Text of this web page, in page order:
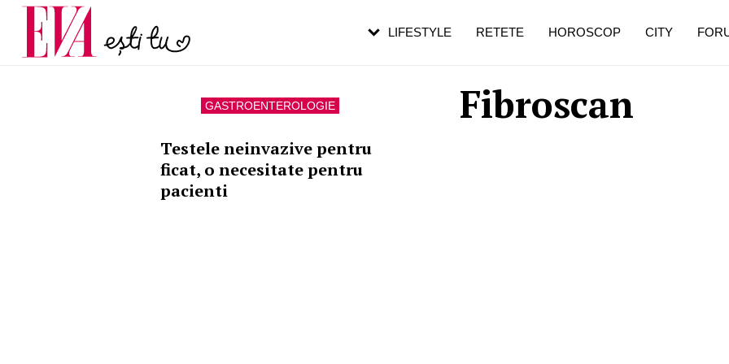
Fibroscan
GASTROENTEROLOGIE
Testele neinvazive pentru
ficat, o necesitate pentru
pacienti
LIFESTYLE RETETE HOROSCOP CITY
Carieră
Actualitate
pe măsură ce înaintezi în vârstă